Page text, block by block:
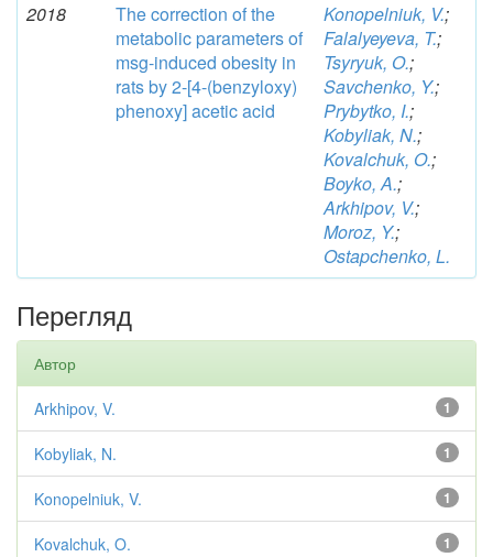
2018
The correction of the
metabolic parameters of
msg-induced obesity in
rats by 2-[4-(benzyloxy)
phenoxy] acetic acid
Konopelniuk, V.;
Falalyeyeva, T.;
Tsyryuk, O.;
Savchenko, Y.;
Prybytko, I.;
Kobyliak, N.;
Kovalchuk, O.;
Boyko, A.;
Arkhipov, V.;
Moroz, Y.;
Ostapchenko, L.
Перегляд
Автор
1
Arkhipov, V.
1
Kobyliak, N.
1
Konopelniuk, V.
1
Kovalchuk, O.